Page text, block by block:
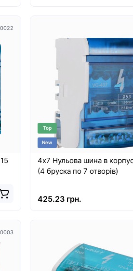
Top
New
4х7 Нульова шина в
(4 бруска по 7 отворів)
425.23 грн.